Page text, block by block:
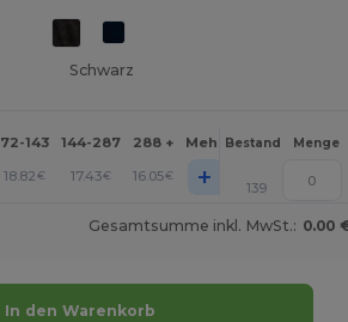
Schwarz
72-143 144-287 288 + Mehr Bestand Menge
18.82€ 17.43€ 16.05€ + 139
Gesamtsumme inkl. MwSt.: 0.00
In den Warenkorb